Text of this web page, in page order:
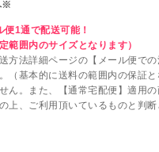
※
1通で配送可能！
範囲内のサイズとなります）
方法詳細ページの【メール便で
（基本的に送料の範囲内の保証
ん。また、【通常宅配便】適用
上、ご利用頂いているものと判